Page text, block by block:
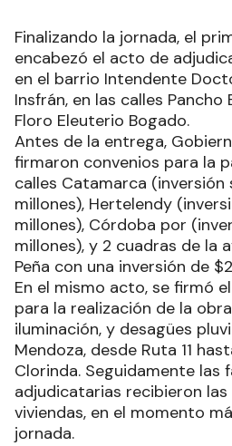
Finalizando la jornada, el
encabezó el acto de
en el barrio Intendente
Insfrán, en las calles
Floro Eleuterio Bogado.
Antes de la entrega,
firmaron convenios para la
calles Catamarca (inversión
millones), Hertelendy
millones), Córdoba por
millones), y 2 cuadras de la
Peña con una inversión de
En el mismo acto, se firmó
para la realización de la
iluminación, y desagües
Mendoza, desde Ruta 11
Clorinda. Seguidamente las
adjudicatarias recibieron las
viviendas, en el momento
jornada.